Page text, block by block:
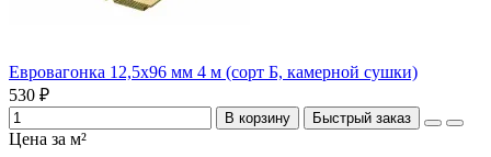
Евровагонка 12,5х96 мм 4 м (сорт Б, камерной сушки)
530 ₽
В корзину Быстрый заказ
Цена за м²